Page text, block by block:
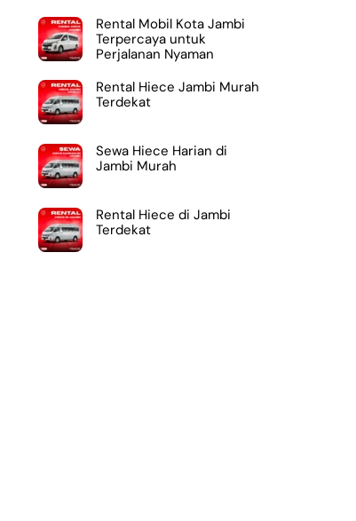
Rental Mobil Kota Jambi
Terpercaya untuk
Perjalanan Nyaman
Rental Hiece Jambi Murah
Terdekat
Sewa Hiece Harian di
Jambi Murah
Rental Hiece di Jambi
Terdekat